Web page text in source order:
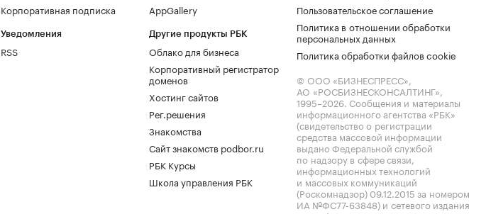
Корпоративная подписка
Уведомления
RSS
AppGallery
Другие продукты РБК
Облако для бизнеса
Корпоративный регистратор
доменов
Хостинг сайтов
Рег.решения
Знакомства
Сайт знакомств podbor.ru
РБК Курсы
Школа управления РБК
Пользовательское соглашение
Политика в отношении обработки
персональных данных
Политика обработки файлов cookie
© ООО «БИЗНЕСПРЕСС»,
АО «РОСБИЗНЕСКОНСАЛТИНГ»,
1995–2026. Сообщения и материалы
информационного агентства «РБК»
(свидетельство о регистрации
средства массовой информации
выдано Федеральной службой
по надзору в сфере связи,
информационных технологий
и массовых коммуникаций
(Роскомнадзор) 09.12.2015 за номером
ИА №ФС77-63848) и сетевого издания